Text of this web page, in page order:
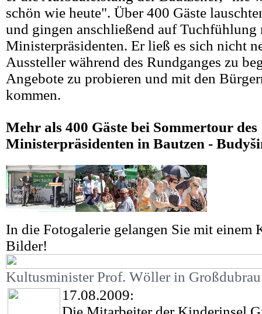
schön wie heute". Über 400 Gäste
und gingen anschließend auf
Ministerpräsidenten. Er ließ es sich nicht
Aussteller während des Rundganges zu
Angebote zu probieren und mit den
kommen.
Mehr als 400 Gäste bei Sommertour des
Ministerpräsidenten in Bautzen -
In die Fotogalerie gelangen Sie mit einem
Bilder!
Kultusminister Prof. Wöller in Großdubrau
17.08.2009: